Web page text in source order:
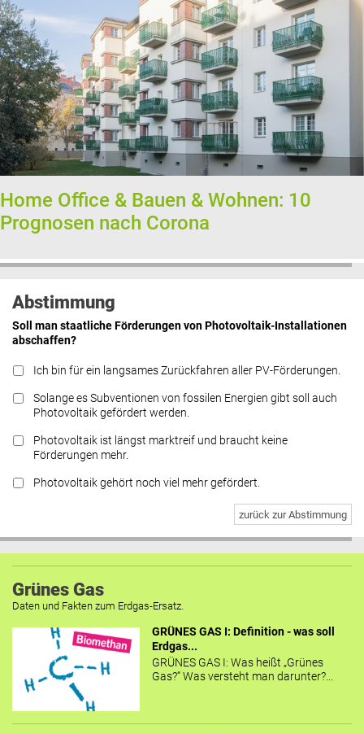
Home Office & Bauen & Wohnen: 10
Prognosen nach Corona
Abstimmung
Soll man staatliche Förderungen von Photovoltaik-Installationen
abschaffen?
Ich bin für ein langsames Zurückfahren aller PV-Förderungen.
Solange es Subventionen von fossilen Energien gibt soll auch
Photovoltaik gefördert werden.
Photovoltaik ist längst marktreif und braucht keine
Förderungen mehr.
Photovoltaik gehört noch viel mehr gefördert.
zurück zur Abstimmung
Grünes Gas
Daten und Fakten zum Erdgas-Ersatz.
GRÜNES GAS I: Definition - was soll
Erdgas...
GRÜNES GAS I: Was heißt „Grünes
Gas?“ Was versteht man darunter?...